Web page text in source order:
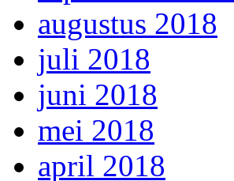
augustus 2018
juli 2018
juni 2018
mei 2018
april 2018